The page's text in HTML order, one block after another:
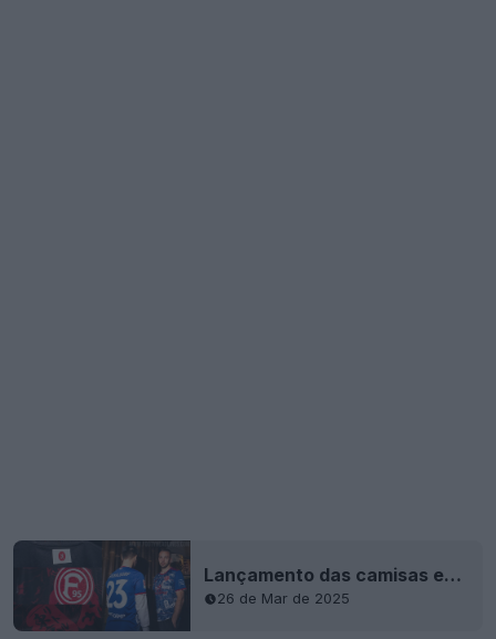
Lançamento das camisas especiais "Little Tokyo" do Düsseldorf 2025
26 de Mar de 2025